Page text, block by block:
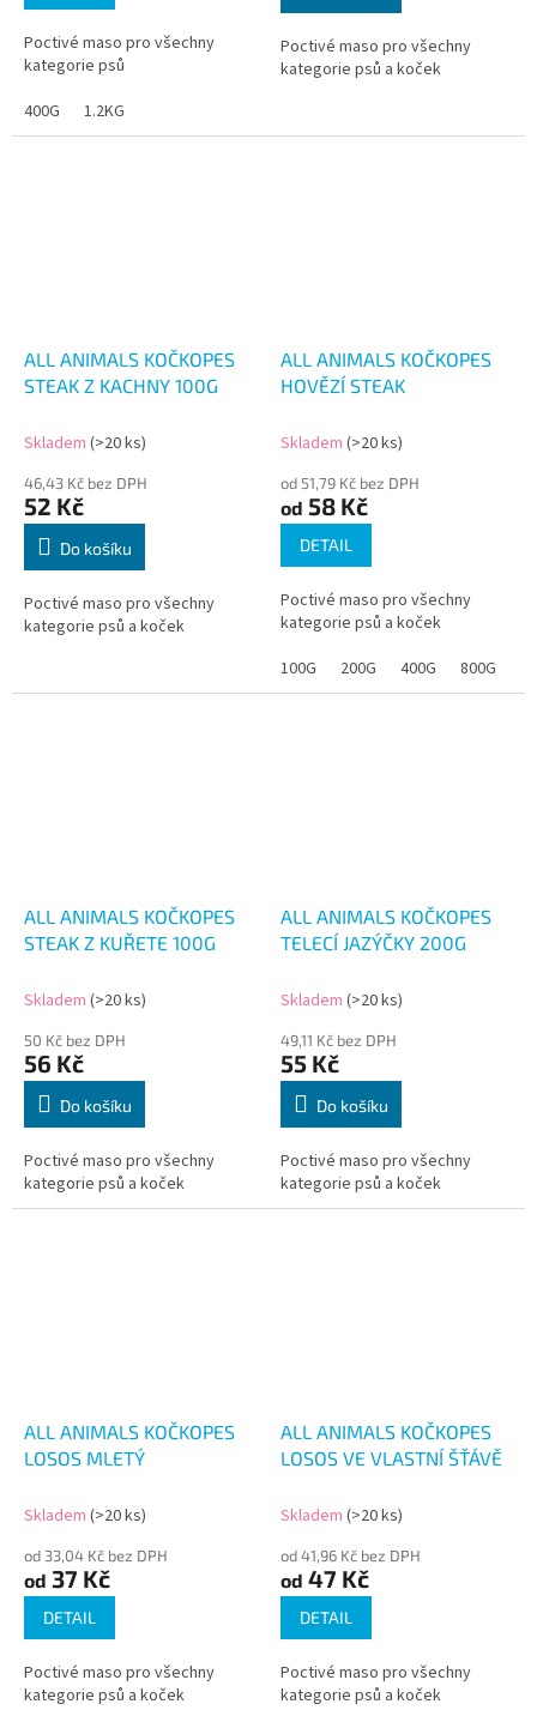
Poctivé maso pro všechny
kategorie psů
400G
1.2KG
Poctivé maso pro všechny
kategorie psů a koček
ALL ANIMALS KOČKOPES
STEAK Z KACHNY 100G
Skladem (>20 ks)
46,43 Kč bez DPH
52 Kč
Do košíku
Poctivé maso pro všechny
kategorie psů a koček
ALL ANIMALS KOČKOPES
HOVĚZÍ STEAK
Skladem (>20 ks)
od 51,79 Kč bez DPH
od 58 Kč
DETAIL
Poctivé maso pro všechny
kategorie psů a koček
100G
200G 400G 800G
ALL ANIMALS KOČKOPES
STEAK Z KUŘETE 100G
Skladem (>20 ks)
50 Kč bez DPH
56 Kč
Do košíku
Poctivé maso pro všechny
kategorie psů a koček
ALL ANIMALS KOČKOPES
TELECÍ JAZÝČKY 200G
Skladem (>20 ks)
49,11 Kč bez DPH
55 Kč
Do košíku
Poctivé maso pro všechny
kategorie psů a koček
ALL ANIMALS KOČKOPES
LOSOS MLETÝ
Skladem (>20 ks)
od 33,04 Kč bez DPH
od 37 Kč
DETAIL
Poctivé maso pro všechny
kategorie psů a koček
ALL ANIMALS KOČKOPES
LOSOS VE VLASTNÍ ŠŤÁVĚ
Skladem (>20 ks)
od 41,96 Kč bez DPH
od 47 Kč
DETAIL
Poctivé maso pro všechny
kategorie psů a koček